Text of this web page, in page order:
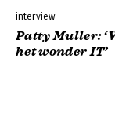
interview
Patty Muller:
het wonder IT’